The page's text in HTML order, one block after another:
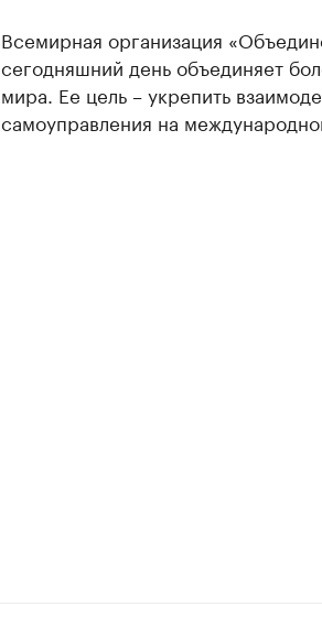
Всемирная организация
сегодняшний день объединяет
мира. Ее цель – укрепить
самоуправления на